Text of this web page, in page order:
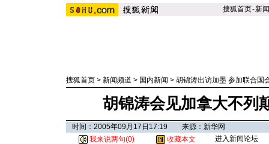
搜狐首页-新闻
搜狐首页 > 新闻频道 > 国内新闻 > 胡锦涛出访加墨 参加联合国
胡锦涛会见加拿大不列
时间：2005年09月17日17:19 来源：新华网
我来说两句(0) 收藏本文 进入新闻论坛